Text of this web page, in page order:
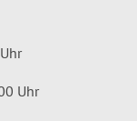
Uhr